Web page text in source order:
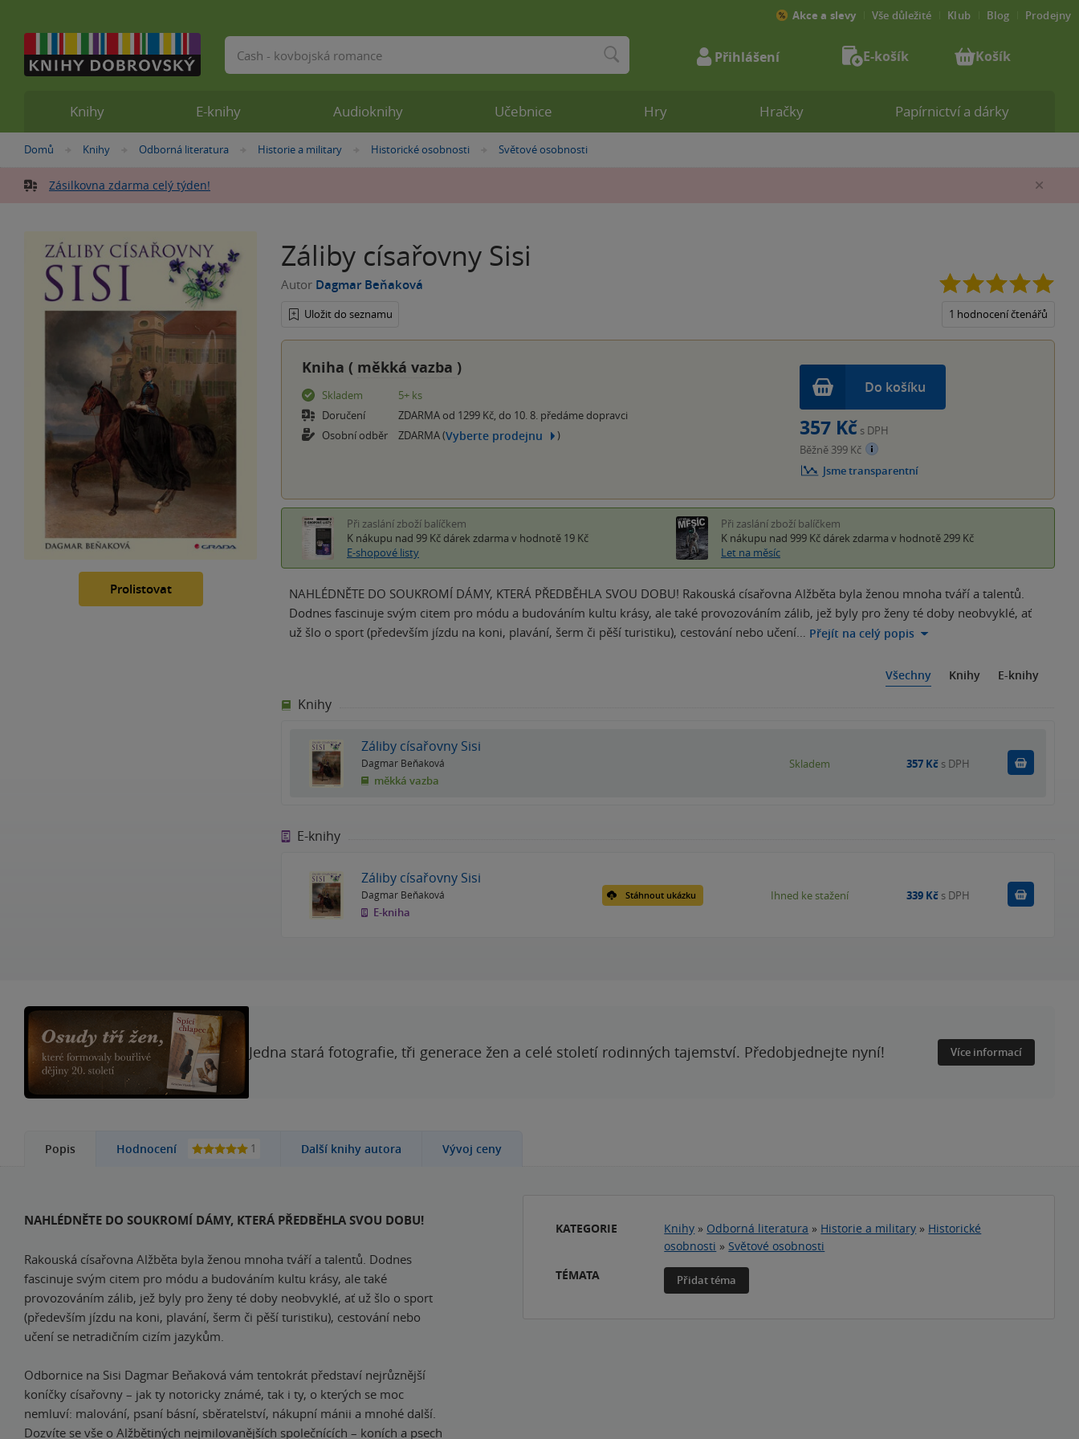
Nacházíte
zde:
Domů »
Knihy »
Odborná literatura »Historie a military »Historické osobnosti »
Světové osobnosti
Zásilkovna zdarma celý týden!
Prolistovat
Záliby císařovny Sisi
Autor Dagmar Beňaková
Uložit do seznamu 1 hodnocení čtenářů
Kniha ( měkká vazba )
Skladem
5+ ks
Doručení
ZDARMA od 1299 Kč, do 10. 8. předáme dopravci
Osobní odběr
ZDARMA (Vyberte prodejnu )
Do košíku
357 Kč s DPH
Běžně 399 Kč
Jsme transparentní
Při zaslání zboží balíčkem
K nákupu nad 99 Kč dárek zdarma v hodnotě 19 Kč
E-shopové listy
Při zaslání zboží balíčkem
K nákupu nad 999 Kč dárek zdarma v hodnotě 299 Kč
Let na měsíc
NAHLÉDNĚTE DO SOUKROMÍ DÁMY, KTERÁ PŘEDBĚHLA SVOU DOBU! Rakouská císařovna Alžběta byla ženou mnoha tváří a talentů.
Dodnes fascinuje svým citem pro módu a budováním kultu krásy, ale také provozováním zálib, jež byly pro ženy té doby neobvyklé, ať
už šlo o sport (především jízdu na koni, plavání, šerm či pěší turistiku), cestování nebo učení… Přejít na celý popis
Všechny Knihy E-knihy
Knihy
Záliby císařovny Sisi
Dagmar Beňaková
měkká vazba
Skladem 357 Kč s DPH
E-knihy
Záliby císařovny Sisi
Dagmar Beňaková
E-kniha
Stáhnout ukázku Ihned ke stažení 339 Kč s DPH Koupit
Jedna stará fotografie, tři generace žen a celé století rodinných tajemství. Předobjednejte nyní! Více informací
Popis Hodnocení 1 Další knihy autora Vývoj ceny
NAHLÉDNĚTE DO SOUKROMÍ DÁMY, KTERÁ PŘEDBĚHLA SVOU DOBU!
Rakouská císařovna Alžběta byla ženou mnoha tváří a talentů. Dodnes
fascinuje svým citem pro módu a budováním kultu krásy, ale také
provozováním zálib, jež byly pro ženy té doby neobvyklé, ať už šlo o sport
(především jízdu na koni, plavání, šerm či pěší turistiku), cestování nebo
učení se netradičním cizím jazykům.
Odbornice na Sisi Dagmar Beňaková vám tentokrát představí nejrůznější
koníčky císařovny – jak ty notoricky známé, tak i ty, o kterých se moc
nemluví: malování, psaní básní, sběratelství, nákupní mánii a mnohé další.
Dozvíte se vše o Alžbětiných nejmilovanějších společnících – koních a psech
KATEGORIE Knihy » Odborná literatura » Historie a military » Historické
osobnosti » Světové osobnosti
TÉMATA
Přidat téma
Knihy E-knihy Audioknihy Učebnice Hry Hračky Papírnictví a dárky
Akce a slevy Vše důležité Klub Blog Prodejny
Vyhledávání Přihlášení E-košík Košík